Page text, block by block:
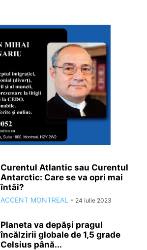
Curentul Atlantic sau Curentul
Antarctic: Care se va opri mai
întâi?
ACCENT MONTREAL - 24 iulie 2023
Planeta va depăși pragul
încălzirii globale de 1,5 grade
Celsius până...